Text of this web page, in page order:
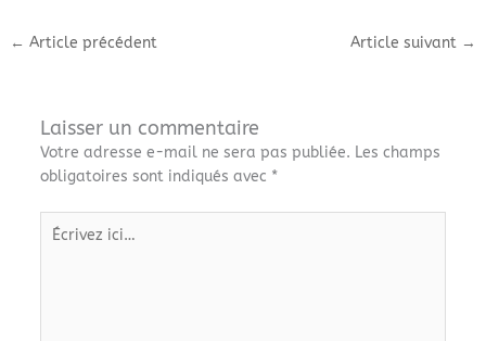
← Article précédent Article suivant →
Laisser un commentaire
Votre adresse e-mail ne sera pas publiée. Les champs
obligatoires sont indiqués avec *
Écrivez
ici…